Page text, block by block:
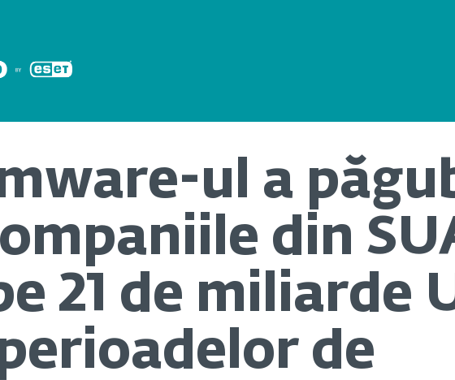
ul a
din
21 de miliarde
de